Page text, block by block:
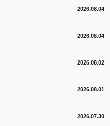
2026.08.04
2026.08.04
2026.08.02
2026.08.01
2026.07.30